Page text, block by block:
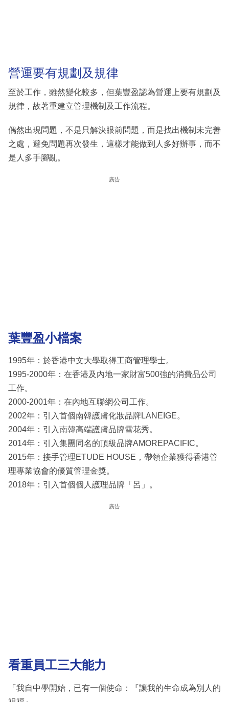
營運要有規劃及規律
至於工作，雖然變化較多，但葉豐盈認為營運上要有規劃及
規律，故著重建立管理機制及工作流程。
偶然出現問題，不是只解決眼前問題，而是找出機制未完善
之處，避免問題再次發生，這樣才能做到人多好辦事，而不
是人多手腳亂。
廣告
葉豐盈小檔案
1995年：於香港中文大學取得工商管理學士。
1995-2000年：在香港及內地一家財富500強的消費品公司
工作。
2000-2001年：在內地互聯網公司工作。
2002年：引入首個南韓護膚化妝品牌LANEIGE。
2004年：引入南韓高端護膚品牌雪花秀。
2014年：引入集團同名的頂級品牌AMOREPACIFIC。
2015年：接手管理ETUDE HOUSE，帶領企業獲得香港管
理專業協會的優質管理金獎。
2018年：引入首個個人護理品牌「呂」。
廣告
看重員工三大能力
「我自中學開始，已有一個使命：『讓我的生命成為別人的